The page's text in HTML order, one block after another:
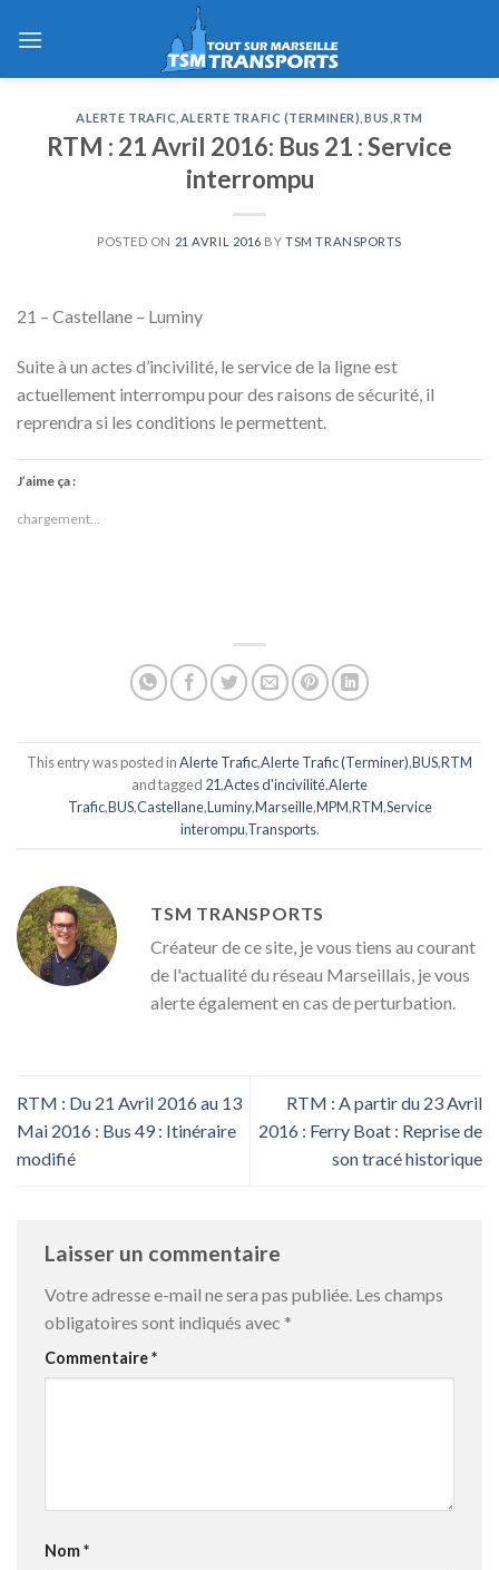
ALERTE TRAFIC ALERTE TRAFIC (TERMINER) BUS ,RTM
RTM : 21 Avril 2016: Bus 21 : Service
interrompu
POSTED ON 21 AVRIL 2016 BYTSM TRANSPORTS
21 – Castellane – Luminy
Suite à un actes d’incivilité, le service de la ligne est
actuellement interrompu pour des raisons de sécurité, il
reprendra si les conditions le permettent.
J’aime ça :
chargement…
This entry was posted inAlerte Trafic,Alerte Trafic (Terminer),BUS,RTM
and tagged 21,Actes d'incivilité,Alerte
Trafic,BUS,Castellane,Luminy,Marseille,MPM,RTM,Service
interompu,Transports.
TSM TRANSPORTS
Créateur de ce site, je vous tiens au courant
de l'actualité du réseau Marseillais, je vous
alerte également en cas de perturbation.
RTM : Du 21 Avril 2016 au 13
Mai 2016 : Bus 49 : Itinéraire
modifié
RTM : A partir du 23 Avril
2016 : Ferry Boat : Reprise de
son tracé historique
Laisser un commentaire
Votre adresse e-mail ne sera pas publiée. Les champs
obligatoires sont indiqués avec *
Commentaire*
Nom*